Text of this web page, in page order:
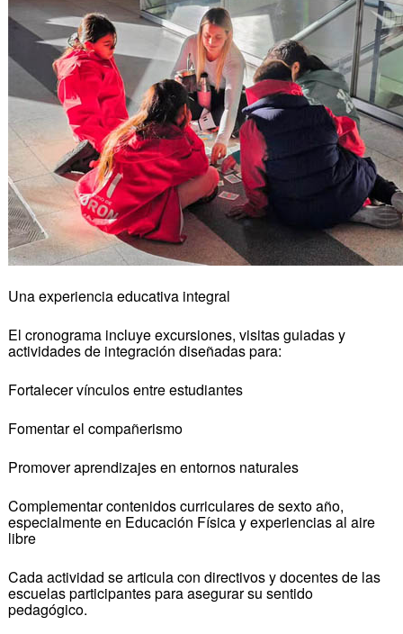
Una experiencia educativa integral
El cronograma incluye excursiones, visitas guiadas y
actividades de integración diseñadas para:
Fortalecer vínculos entre estudiantes
Fomentar el compañerismo
Promover aprendizajes en entornos naturales
Complementar contenidos curriculares de sexto año,
especialmente en Educación Física y experiencias al aire
libre
Cada actividad se articula con directivos y docentes de las
escuelas participantes para asegurar su sentido
pedagógico.